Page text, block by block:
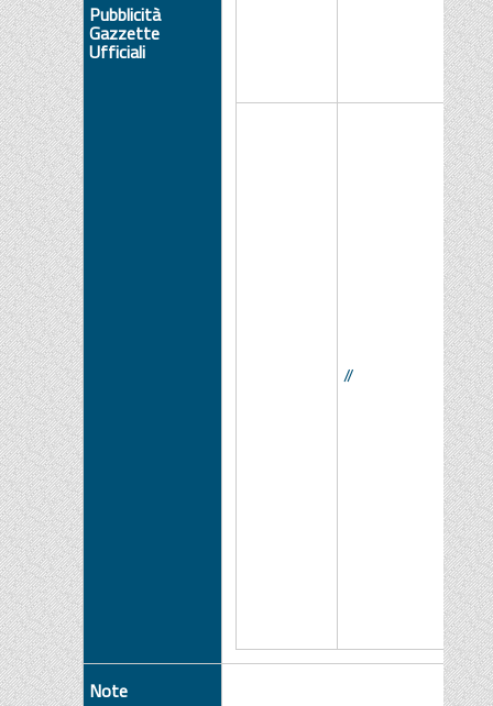
Pubblicità
Gazzette
Ufficiali
//
Note